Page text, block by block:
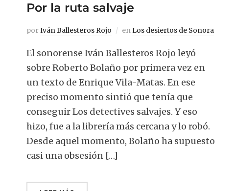
Por la ruta salvaje
porIván Ballesteros Rojo enLos desiertos de Sonora
El sonorense Iván Ballesteros Rojo leyó
sobre Roberto Bolaño por primera vez en
un texto de Enrique Vila-Matas. En ese
preciso momento sintió que tenía que
conseguir Los detectives salvajes. Y eso
hizo, fue a la librería más cercana y lo robó.
Desde aquel momento, Bolaño ha supuesto
casi una obsesión […]